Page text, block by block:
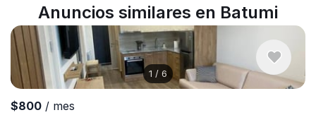
Anuncios similares en Batumi
1 / 6
$800 / mes